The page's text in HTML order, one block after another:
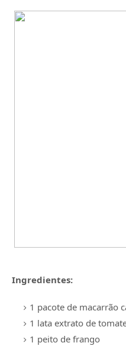
Ingredientes:
1 pacote de macarrão
1 lata extrato de
1 peito de frango